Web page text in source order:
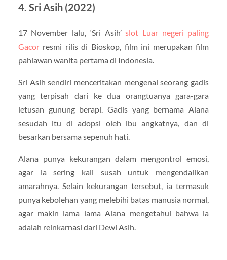
4. Sri Asih (2022)
17 November lalu, ‘Sri Asih’slot Luar negeri paling
Gacorresmi rilis di Bioskop, film ini merupakan film
pahlawan wanita pertama di Indonesia.
Sri Asih sendiri menceritakan mengenai seorang gadis
yang terpisah dari ke dua orangtuanya gara-gara
letusan gunung berapi. Gadis yang bernama Alana
sesudah itu di adopsi oleh ibu angkatnya, dan di
besarkan bersama sepenuh hati.
Alana punya kekurangan dalam mengontrol emosi,
agar ia sering kali susah untuk mengendalikan
amarahnya. Selain kekurangan tersebut, ia termasuk
punya kebolehan yang melebihi batas manusia normal,
agar makin lama lama Alana mengetahui bahwa ia
adalah reinkarnasi dari Dewi Asih.